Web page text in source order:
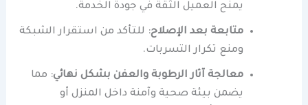
يمنح العميل الثقة في جودة الخدمة.
متابعة بعد الإصلاح: للتأكد من استقرار الشبكة
ومنع تكرار التسربات.
معالجة آثار الرطوبة والعفن بشكل نهائي: مما
يضمن بيئة صحية وآمنة داخل المنزل أو